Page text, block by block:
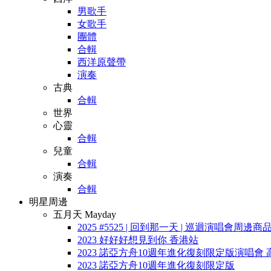
男歌手
女歌手
團體
合輯
西洋原聲帶
演奏
古典
合輯
世界
心靈
合輯
兒童
合輯
演奏
合輯
明星周邊
五月天 Mayday
2025 #5525 | 回到那一天 | 巡迴演唱會周邊商品
2023 好好好想見到你 香港站
2023 諾亞方舟10週年進化復刻限定版演唱會
2023 諾亞方舟10週年進化復刻限定版